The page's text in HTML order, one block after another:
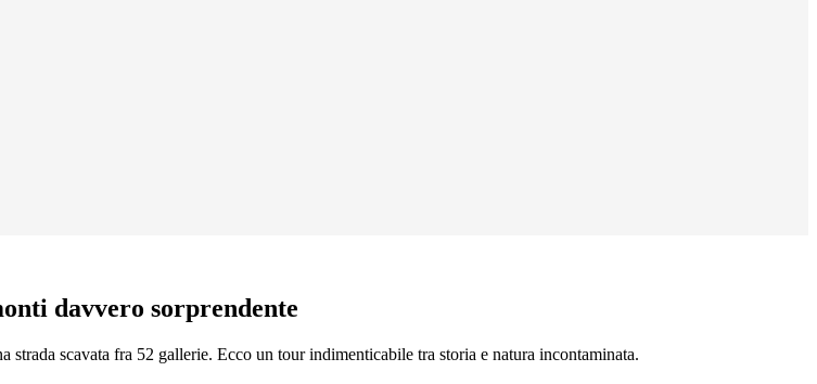
davvero sorprendente
scavata fra 52 gallerie. Ecco un tour indimenticabile tra storia e natura incontaminata.